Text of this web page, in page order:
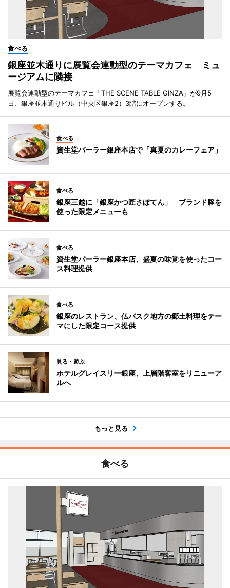
食べる
銀座並木通りに展覧会連動型のテーマカフェ ミュ
ージアムに隣接
展覧会連動型のテーマカフェ「THE SCENE TABLE GINZA」が9月5
日、銀座並木通りビル（中央区銀座2）3階にオープンする。
食べる
資生堂パーラー銀座本店で「真夏のカレーフェア」
食べる
銀座三越に「銀座かつ匠さぼてん」 ブランド豚を
使った限定メニューも
食べる
資生堂パーラー銀座本店、盛夏の味覚を使ったコー
ス料理提供
食べる
銀座のレストラン、仏バスク地方の郷土料理をテー
マにした限定コース提供
見る・遊ぶ
ホテルグレイスリー銀座、上層階客室をリニューア
ルへ
もっと見る
食べる